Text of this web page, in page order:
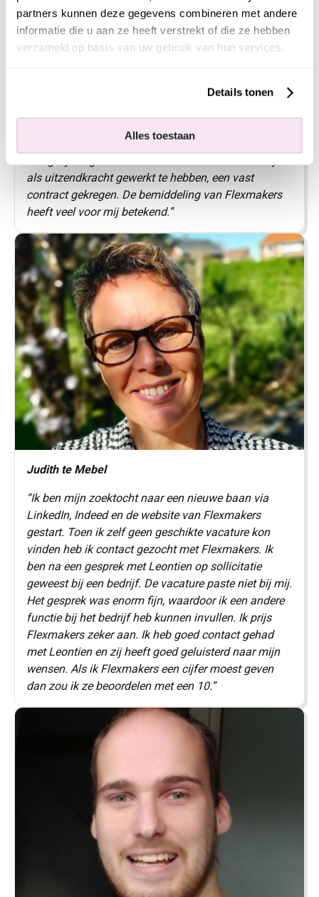
partners kunnen deze gegevens combineren met andere
informatie die u aan ze heeft verstrekt of die ze hebben
verzameld op basis van uw gebruik van hun services.
Details tonen
Alles toestaan
Lesley Meutstege
”Ik ben in de zomer gestopt met mijn baan en toen
op zoek gegaan naar een nieuwe baan. Toen ik zelf
benaderen. Tijdens mijn gesprek met Frank hebben
opdrachtgevers. Hier werd ik enthousiast van en ik
als uitzendkracht gewerkt te hebben, een vast
contract gekregen. De bemiddeling van Flexmakers
heeft veel voor mij betekend.”
Judith te Mebel
“Ik ben mijn zoektocht naar een nieuwe baan via
LinkedIn, Indeed en de website van Flexmakers
gestart. Toen ik zelf geen geschikte vacature kon
vinden heb ik contact gezocht met Flexmakers. Ik
ben na een gesprek met Leontien op sollicitatie
geweest bij een bedrijf. De vacature paste niet bij mij.
Het gesprek was enorm fijn, waardoor ik een andere
functie bij het bedrijf heb kunnen invullen. Ik prijs
Flexmakers zeker aan. Ik heb goed contact gehad
met Leontien en zij heeft goed geluisterd naar mijn
wensen. Als ik Flexmakers een cijfer moest geven
dan zou ik ze beoordelen met een 10.”